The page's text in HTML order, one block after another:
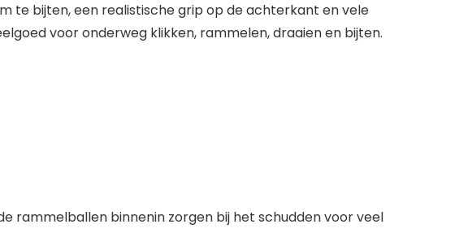
te bijten, een realistische grip op de achterkant en vele
voor onderweg klikken, rammelen, draaien en bijten.
rammelballen binnenin zorgen bij het schudden voor veel